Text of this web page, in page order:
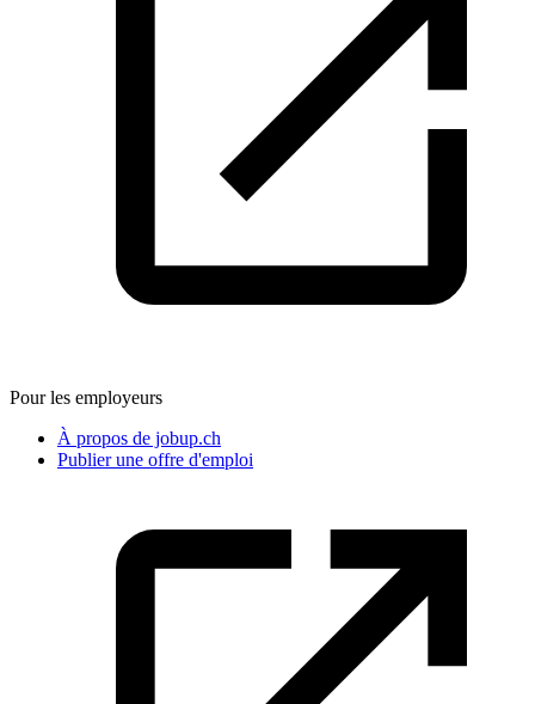
Pour les employeurs
À propos de jobup.ch
Publier une offre d'emploi